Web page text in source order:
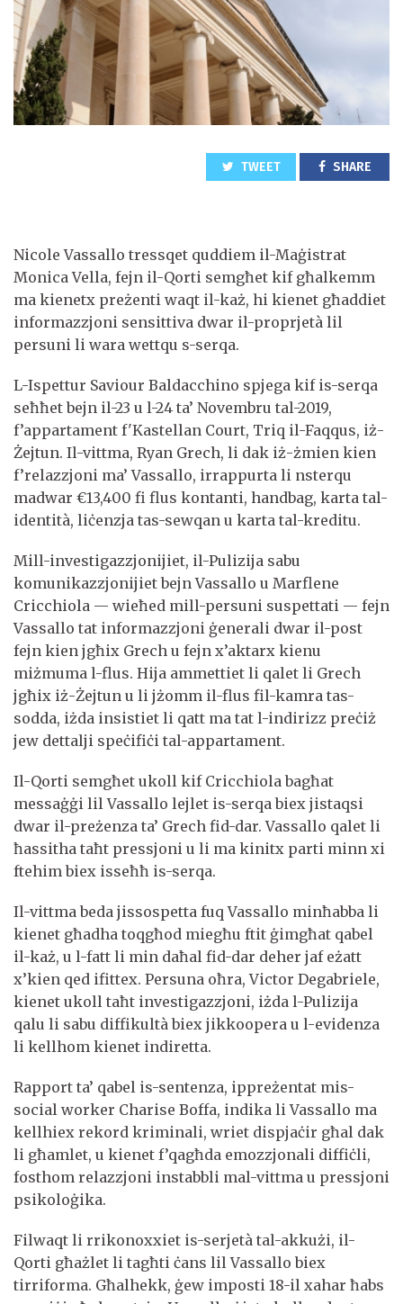
TWEET SHARE
Nicole Vassallo tressqet quddiem il-Maġistrat
Monica Vella, fejn il-Qorti semgħet kif għalkemm
ma kienetx preżenti waqt il-każ, hi kienet għaddiet
informazzjoni sensittiva dwar il-proprjetà lil
persuni li wara wettqu s-serqa.
L-Ispettur Saviour Baldacchino spjega kif is-serqa
seħħet bejn il-23 u l-24 ta’ Novembru tal-2019,
f’appartament f'Kastellan Court, Triq il-Faqqus, iż-
Żejtun. Il-vittma, Ryan Grech, li dak iż-żmien kien
f’relazzjoni ma’ Vassallo, irrappurta li nsterqu
madwar €13,400 fi flus kontanti, handbag, karta tal-
identità, liċenzja tas-sewqan u karta tal-kreditu.
Mill-investigazzjonijiet, il-Pulizija sabu
komunikazzjonijiet bejn Vassallo u Marflene
Cricchiola — wieħed mill-persuni suspettati — fejn
Vassallo tat informazzjoni ġenerali dwar il-post
fejn kien jgħix Grech u fejn x’aktarx kienu
miżmuma l-flus. Hija ammettiet li qalet li Grech
jgħix iż-Żejtun u li jżomm il-flus fil-kamra tas-
sodda, iżda insistiet li qatt ma tat l-indirizz preċiż
jew dettalji speċifiċi tal-appartament.
Il-Qorti semgħet ukoll kif Cricchiola bagħat
messaġġi lil Vassallo lejlet is-serqa biex jistaqsi
dwar il-preżenza ta’ Grech fid-dar. Vassallo qalet li
ħassitha taħt pressjoni u li ma kinitx parti minn xi
ftehim biex isseħħ is-serqa.
Il-vittma beda jissospetta fuq Vassallo minħabba li
kienet għadha toqgħod miegħu ftit ġimgħat qabel
il-każ, u l-fatt li min daħal fid-dar deher jaf eżatt
x’kien qed ifittex. Persuna oħra, Victor Degabriele,
kienet ukoll taħt investigazzjoni, iżda l-Pulizija
qalu li sabu diffikultà biex jikkoopera u l-evidenza
li kellhom kienet indiretta.
Rapport ta’ qabel is-sentenza, ippreżentat mis-
social worker Charise Boffa, indika li Vassallo ma
kellhiex rekord kriminali, wriet dispjaċir għal dak
li għamlet, u kienet f’qagħda emozzjonali diffiċli,
fosthom relazzjoni instabbli mal-vittma u pressjoni
psikoloġika.
Filwaqt li rrikonoxxiet is-serjetà tal-akkużi, il-
Qorti għażlet li tagħti ċans lil Vassallo biex
tirriforma. Għalhekk, ġew imposti 18-il xahar ħabs